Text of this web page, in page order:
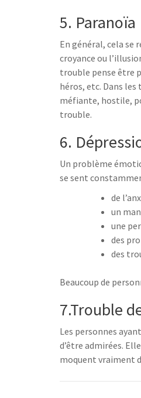
5. Paranoïa
En général, cela se
croyance ou
trouble pense être
héros, etc. Dans
méfiante, hostile,
trouble.
6.
Un problème
se sent
de
un
une
des
des
Beaucoup de
7.Trouble
Les personnes
d’être admirées.
moquent vraiment